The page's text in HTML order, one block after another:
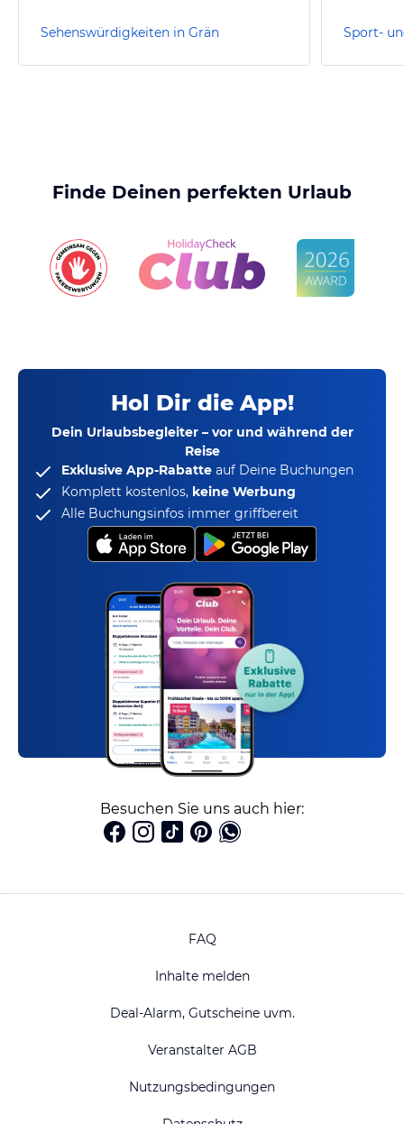
Sehenswürdigkeiten in Grän Sport-
Finde Deinen perfekten Urlaub
Hol Dir die App!
Dein Urlaubsbegleiter – vor und während der
Reise
Exklusive App-Rabatte auf Deine Buchungen
Komplett kostenlos, keine Werbung
Alle Buchungsinfos immer griffbereit
Besuchen Sie uns auch hier:
FAQ
Inhalte melden
Deal-Alarm, Gutscheine uvm.
Veranstalter AGB
Nutzungsbedingungen